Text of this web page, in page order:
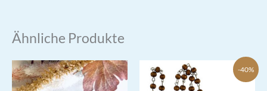
Ähnliche Produkte
-40%